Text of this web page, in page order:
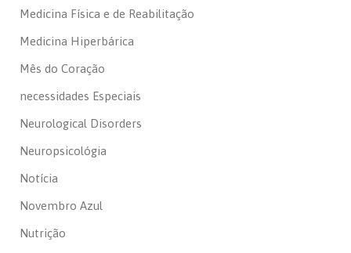
Medicina Física e de Reabilitação
Medicina Hiperbárica
Mês do Coração
necessidades Especiais
Neurological Disorders
Neuropsicológia
Notícia
Novembro Azul
Nutrição